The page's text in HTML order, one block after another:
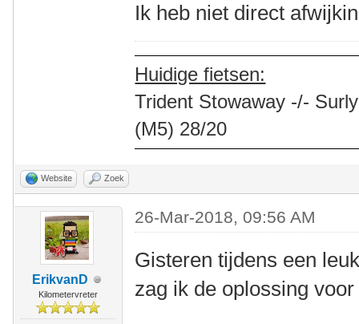
Ik heb niet direct
Huidige fietsen:
Trident Stowaway -/-
(M5) 28/20
Website Zoek
ErikvanD
Kilometervreter
26-Mar-2018, 09:56 AM
Gisteren tijdens een
zag ik de oplossing